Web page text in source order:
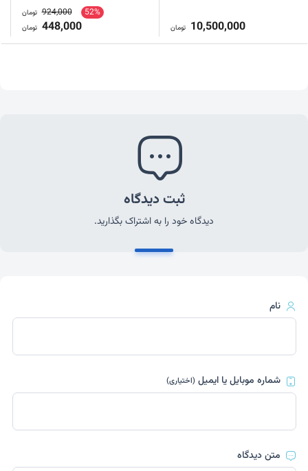
10,500,000 تومان
52%
924,000 تومان
448,000 تومان
ثبت دیدگاه
دیدگاه خود را به اشتراک بگذارید.
نام
شماره موبایل یا ایمیل(اختیاری)
متن دیدگاه